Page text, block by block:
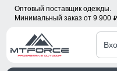
Оптовый поставщик одежды.
Минимальный заказ от 9 900 p